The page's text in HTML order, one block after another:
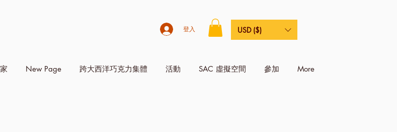
家 New Page 跨大西洋巧克力集體 活動 SAC 虛擬空間 參加 More
登入 USD ($)